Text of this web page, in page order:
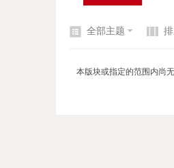
全部主题
本版块或指定的范围内尚